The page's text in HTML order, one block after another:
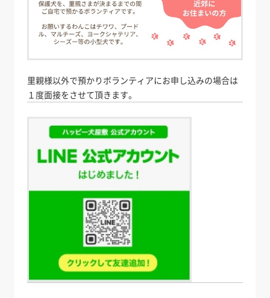
里親様以外で預かりボランティアにお申し込みの場合は
１度面接をさせて頂きます。